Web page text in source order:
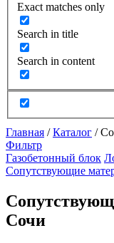
Exact matches only
Search in title
Search in content
Главная /Каталог /
Фильтр
Газобетонный блок
Сопутствующие
Сочи